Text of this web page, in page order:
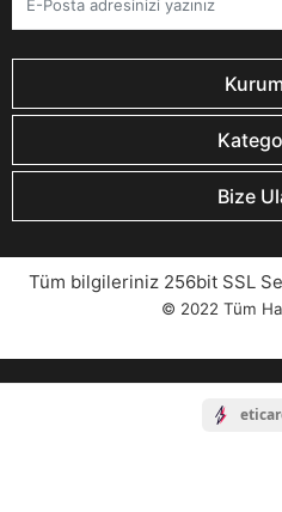
Bize
Tüm bilgileriniz 256bit SSL
© 2022 Tüm